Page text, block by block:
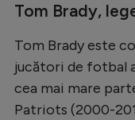
Tom Brady,
Tom Brady este
jucători de fotbal
cea mai mare
Patriots (2000-